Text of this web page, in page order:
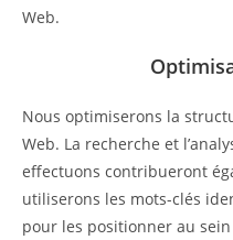
Web.
Nous optimiserons la
Web. La recherche et
effectuons contribueront
utiliserons les mots-clés
pour les positionner au